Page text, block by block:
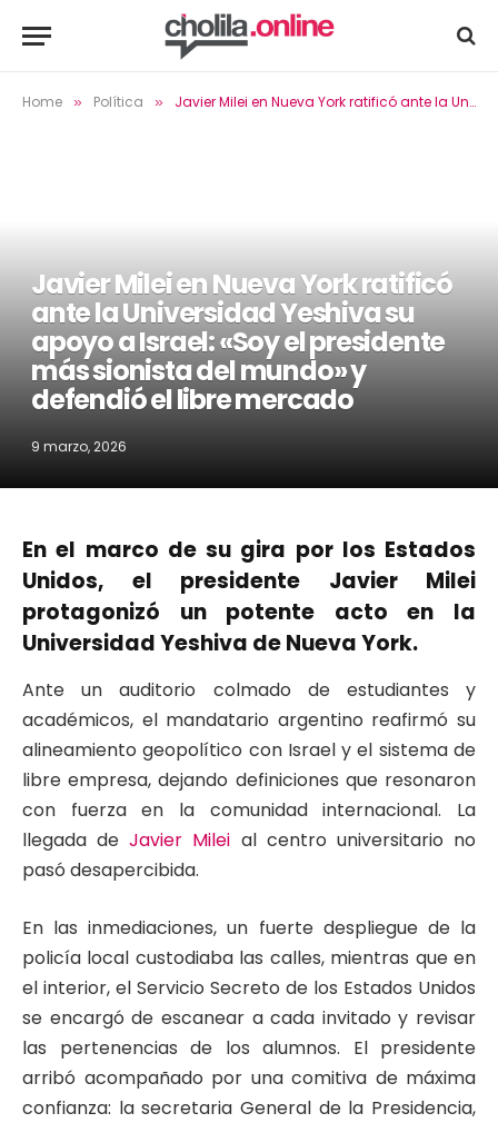
Home » Política » Javier Milei en Nueva York ratificó ante la Universidad Yeshiva su apoyo a Israel: «Soy el presidente más sionista del mundo» y defendió el libre mercado
Javier Milei en Nueva York ratificó
ante la Universidad Yeshiva su
apoyo a Israel: «Soy el presidente
más sionista del mundo» y
defendió el libre mercado
9 marzo, 2026
En el marco de su gira por los Estados
Unidos, el presidente Javier Milei
protagonizó un potente acto en la
Universidad Yeshiva de Nueva York.
Ante un auditorio colmado de estudiantes y
académicos, el mandatario argentino reafirmó su
alineamiento geopolítico con Israel y el sistema de
libre empresa, dejando definiciones que resonaron
con fuerza en la comunidad internacional. La
llegada deJavier Milei al centro universitario no
pasó desapercibida.
En las inmediaciones, un fuerte despliegue de la
policía local custodiaba las calles, mientras que en
el interior, el Servicio Secreto de los Estados Unidos
se encargó de escanear a cada invitado y revisar
las pertenencias de los alumnos. El presidente
arribó acompañado por una comitiva de máxima
confianza: la secretaria General de la Presidencia,